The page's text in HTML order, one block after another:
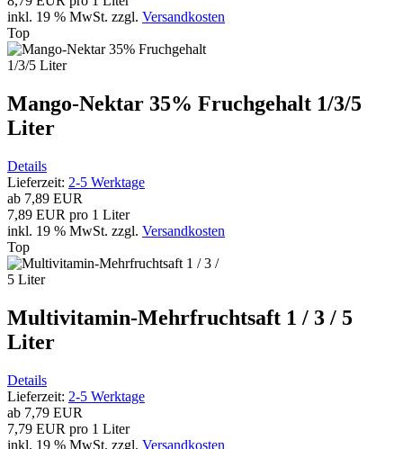
inkl. 19 % MwSt. zzgl. Versandkosten
Top
Mango-Nektar 35% Fruchgehalt 1/3/5
Liter
Details
Lieferzeit: 2-5 Werktage
ab 7,89 EUR
7,89 EUR pro 1 Liter
inkl. 19 % MwSt. zzgl. Versandkosten
Top
Multivitamin-Mehrfruchtsaft 1 / 3 / 5
Liter
Details
Lieferzeit: 2-5 Werktage
ab 7,79 EUR
7,79 EUR pro 1 Liter
inkl. 19 % MwSt. zzgl. Versandkosten